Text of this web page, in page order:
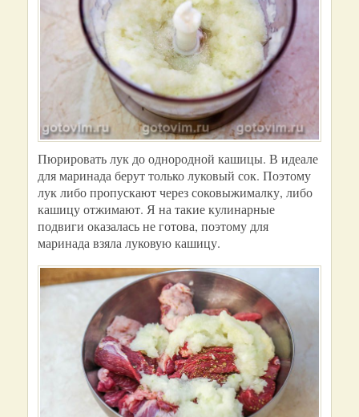
Пюрировать лук до однородной кашицы. В идеале
для маринада берут только луковый сок. Поэтому
лук либо пропускают через соковыжималку, либо
кашицу отжимают. Я на такие кулинарные
подвиги оказалась не готова, поэтому для
маринада взяла луковую кашицу.